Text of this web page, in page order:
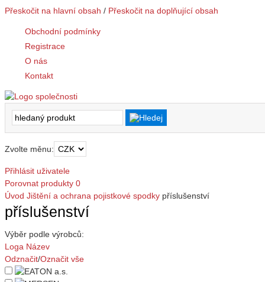
Přeskočit na hlavní obsah / Přeskočit na doplňující obsah
Obchodní podmínky
Registrace
O nás
Kontakt
Zvolte měnu:
Přihlásit uživatele
Porovnat produkty 0
Úvod Jištění a ochrana pojistkové spodky příslušenství
příslušenství
Výběr podle výrobců:
Loga Název
Odznačit/Označit vše